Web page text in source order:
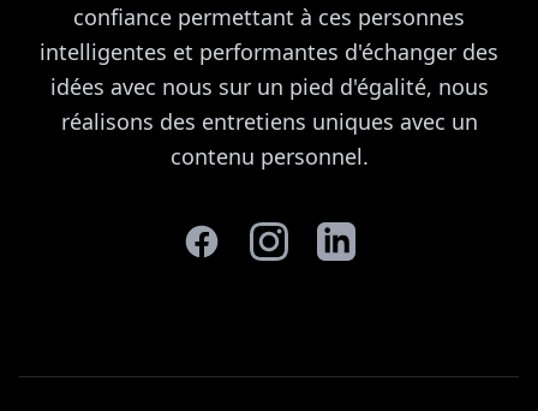
confiance permettant à ces personnes
intelligentes et performantes d'échanger des
idées avec nous sur un pied d'égalité, nous
réalisons des entretiens uniques avec un
contenu personnel.